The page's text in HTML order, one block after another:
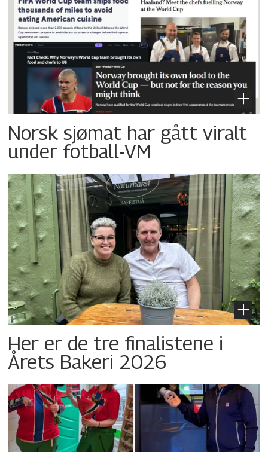
Norsk sjømat har gått viralt
under fotball-VM
Her er de tre finalistene i
Årets Bakeri 2026